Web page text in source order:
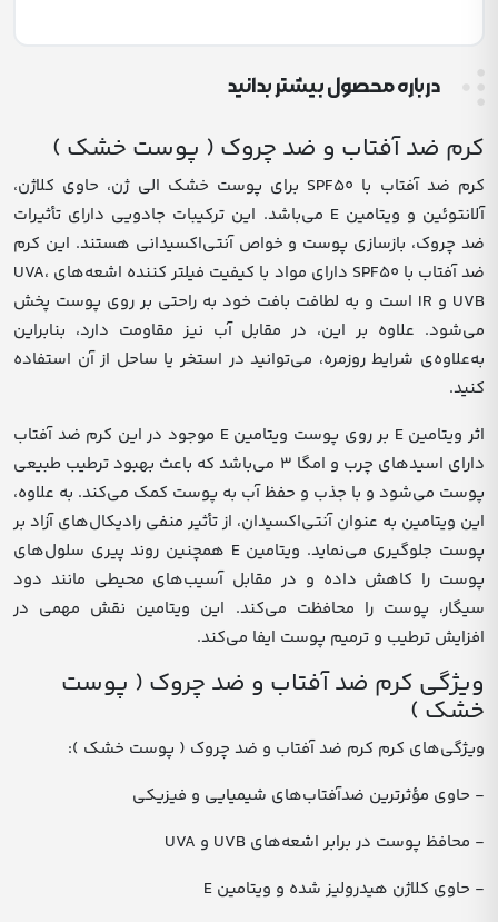
درباره محصول بیشتر بدانید
کرم ضد آفتاب و ضد چروک ( پوست خشک )
کرم ضد آفتاب با SPF۵۰ برای پوست خشک الی ژن، حاوی کلاژن،
آلانتوئین و ویتامین E می‌باشد. این ترکیبات جادویی دارای تأثیرات
ضد چروک، بازسازی پوست و خواص آنتی‌اکسیدانی هستند. این کرم
ضد آفتاب با SPF۵۰ دارای مواد با کیفیت فیلتر کننده اشعه‌های UVA،
UVB و IR است و به لطافت بافت خود به راحتی بر روی پوست پخش
می‌شود. علاوه بر این، در مقابل آب نیز مقاومت دارد، بنابراین
به‌علاوه‌ی شرایط روزمره، می‌توانید در استخر یا ساحل از آن استفاده
کنید.
اثر ویتامین E بر روی پوست ویتامین E موجود در این کرم ضد آفتاب
دارای اسیدهای چرب و امگا ۳ می‌باشد که باعث بهبود ترطیب طبیعی
پوست می‌شود و با جذب و حفظ آب به پوست کمک می‌کند. به علاوه،
این ویتامین به عنوان آنتی‌اکسیدان، از تأثیر منفی رادیکال‌های آزاد بر
پوست جلوگیری می‌نماید. ویتامین E همچنین روند پیری سلول‌های
پوست را کاهش داده و در مقابل آسیب‌های محیطی مانند دود
سیگار، پوست را محافظت می‌کند. این ویتامین نقش مهمی در
افزایش ترطیب و ترمیم پوست ایفا می‌کند.
ویژگی کرم ضد آفتاب و ضد چروک ( پوست
خشک )
ویژگی‌های کرم کرم ضد آفتاب و ضد چروک ( پوست خشک ):
- حاوی مؤثرترین ضدآفتاب‌های شیمیایی و فیزیکی
- محافظ پوست در برابر اشعه‌های UVB و UVA
- حاوی کلاژن هیدرولیز شده و ویتامین E